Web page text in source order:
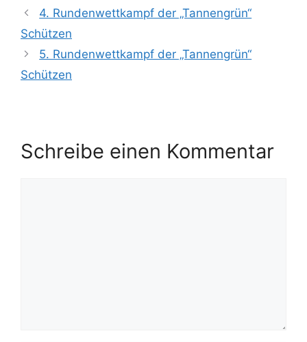
4. Rundenwettkampf der „Tannengrün“
Schützen
5. Rundenwettkampf der „Tannengrün“
Schützen
Schreibe einen Kommentar